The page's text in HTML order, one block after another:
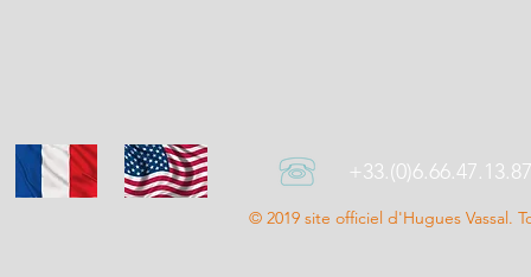
+33.(0)6.66.47.13.87
© 2019 site officiel d'Hugues Vassal.